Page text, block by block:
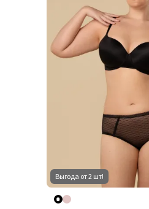
Выгода от 2 шт!